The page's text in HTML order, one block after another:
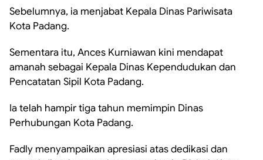
Sebelumnya, ia menjabat Kepala Dinas Pariwisata
Kota Padang.
Sementara itu, Ances Kurniawan kini mendapat
amanah sebagai Kepala Dinas Kependudukan dan
Pencatatan Sipil Kota Padang.
Ia telah hampir tiga tahun memimpin Dinas
Perhubungan Kota Padang.
Fadly menyampaikan apresiasi atas dedikasi dan